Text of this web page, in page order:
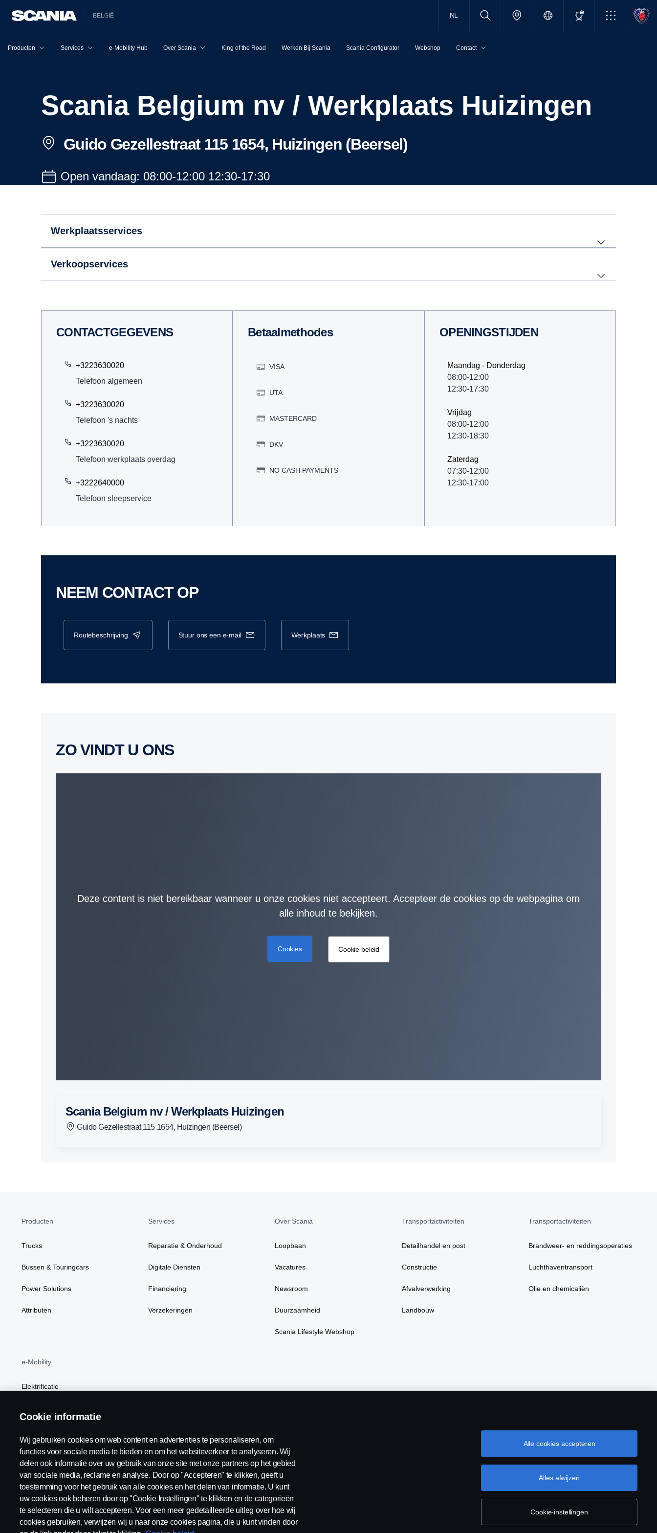
BELGIË NL
Producten Services e-Mobility Hub Over Scania King of the Road Werken Bij Scania Scania Configurator Webshop Contact
Scania Belgium nv / Werkplaats Huizingen
Guido Gezellestraat 115 1654, Huizingen (Beersel)
Open vandaag: 08:00-12:00 12:30-17:30
Werkplaatsservices
Verkoopservices
CONTACTGEGEVENS
+3223630020
Telefoon algemeen
+3223630020
Telefoon 's nachts
+3223630020
Telefoon werkplaats overdag
+3222640000
Telefoon sleepservice
Betaalmethodes
VISA
UTA
MASTERCARD
DKV
NO CASH PAYMENTS
OPENINGSTIJDEN
Maandag - Donderdag
08:00-12:00
12:30-17:30
Vrijdag
08:00-12:00
12:30-18:30
Zaterdag
07:30-12:00
12:30-17:00
NEEM CONTACT OP
routebeschrijving stuur ons een e-mail werkplaats
ZO VINDT U ONS
Deze content is niet bereikbaar wanneer u onze cookies niet accepteert. Accepteer de cookies op de webpagina om
alle inhoud te bekijken.
Cookies Cookie beleid
Scania Belgium nv / Werkplaats Huizingen
Guido Gezellestraat 115 1654, Huizingen (Beersel)
Producten
Trucks
Bussen & Touringcars
Power Solutions
Attributen
Services
Reparatie & Onderhoud
Digitale Diensten
Financiering
Verzekeringen
Over Scania
Loopbaan
Vacatures
Newsroom
Duurzaamheid
Scania Lifestyle Webshop
Transportactiviteiten
Detailhandel en post
Constructie
Afvalverwerking
Landbouw
Transportactiviteiten
Brandweer- en reddingsoperaties
Luchthaventransport
Olie en chemicaliën
e-Mobility
Elektrificatie
Scania in Your Region: België
Algemene voorwaarden Juridische bepalingen Privacy verklaring Contact Klokkenluiden
Cookie informatie
Wij gebruiken cookies om web content en advertenties te personaliseren, om
functies voor sociale media te bieden en om het websiteverkeer te analyseren. Wij
delen ook informatie over uw gebruik van onze site met onze partners op het gebied
van sociale media, reclame en analyse. Door op "Accepteren" te klikken, geeft u
toestemming voor het gebruik van alle cookies en het delen van informatie. U kunt
uw cookies ook beheren door op "Cookie Instellingen" te klikken en de categorieën
te selecteren die u wilt accepteren. Voor een meer gedetailleerde uitleg over hoe wij
cookies gebruiken, verwijzen wij u naar onze cookies pagina, die u kunt vinden door
Cookie-instellingen
Alles afwijzen
Alle cookies accepteren